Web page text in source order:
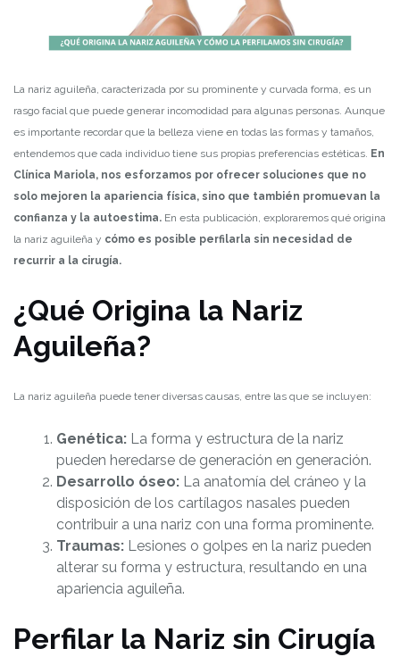
La nariz aguileña, caracterizada por su prominente y curvada forma, es un
rasgo facial que puede generar incomodidad para algunas personas. Aunque
es importante recordar que la belleza viene en todas las formas y tamaños,
entendemos que cada individuo tiene sus propias preferencias estéticas. En
Clínica Mariola, nos esforzamos por ofrecer soluciones que no
solo mejoren la apariencia física, sino que también promuevan la
confianza y la autoestima. En esta publicación, exploraremos qué origina
la nariz aguileña y cómo es posible perfilarla sin necesidad de
recurrir a la cirugía.
¿Qué Origina la Nariz
Aguileña?
La nariz aguileña puede tener diversas causas, entre las que se incluyen:
Genética: La forma y estructura de la nariz
pueden heredarse de generación en generación.
Desarrollo óseo: La anatomía del cráneo y la
disposición de los cartílagos nasales pueden
contribuir a una nariz con una forma prominente.
Traumas: Lesiones o golpes en la nariz pueden
alterar su forma y estructura, resultando en una
apariencia aguileña.
Perfilar la Nariz sin Cirugía